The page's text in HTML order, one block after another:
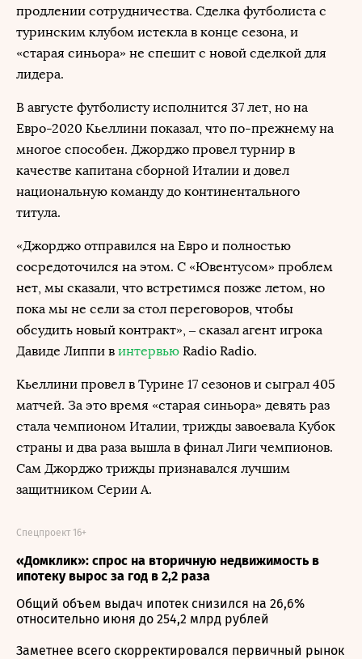
продлении сотрудничества. Сделка футболиста с
туринским клубом истекла в конце сезона, и
«старая синьора» не спешит с новой сделкой для
лидера.
В августе футболисту исполнится 37 лет, но на
Евро-2020 Кьеллини показал, что по-прежнему на
многое способен. Джорджо провел турнир в
качестве капитана сборной Италии и довел
национальную команду до континентального
титула.
«Джорджо отправился на Евро и полностью
сосредоточился на этом. С «Ювентусом» проблем
нет, мы сказали, что встретимся позже летом, но
пока мы не сели за стол переговоров, чтобы
обсудить новый контракт», – сказал агент игрока
Давиде Липпи в интервью Radio Radio.
Кьеллини провел в Турине 17 сезонов и сыграл 405
матчей. За это время «старая синьора» девять раз
стала чемпионом Италии, трижды завоевала Кубок
страны и два раза вышла в финал Лиги чемпионов.
Сам Джорджо трижды признавался лучшим
защитником Серии А.
«Домклик»: спрос на вторичную недвижимость в
ипотеку вырос за год в 2,2 раза
Спецпроект 16+
Общий объем выдач ипотек снизился на 26,6%
относительно июня до 254,2 млрд рублей
Заметнее всего скорректировался первичный рынок